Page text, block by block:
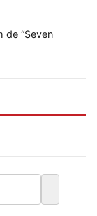
de “Seven